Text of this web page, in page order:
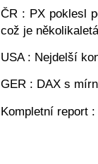
ČR : PX poklesl
což je
USA : Nejdelší
GER : DAX s
Kompletní report